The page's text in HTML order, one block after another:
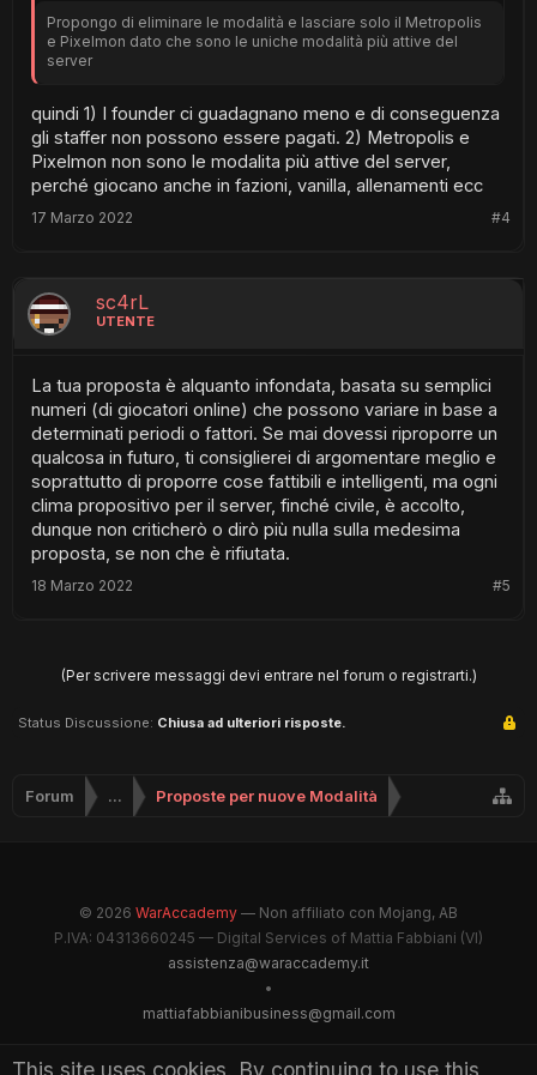
This site uses cookies. By continuing to use this
Propongo di eliminare le modalità e lasciare solo il Metropolis
e Pixelmon dato che sono le uniche modalità più attive del
server
quindi 1) I founder ci guadagnano meno e di conseguenza
gli staffer non possono essere pagati. 2) Metropolis e
Pixelmon non sono le modalita più attive del server,
perché giocano anche in fazioni, vanilla, allenamenti ecc
#4
17 Marzo 2022
sc4rL
UTENTE
La tua proposta è alquanto infondata, basata su semplici
numeri (di giocatori online) che possono variare in base a
determinati periodi o fattori. Se mai dovessi riproporre un
qualcosa in futuro, ti consiglierei di argomentare meglio e
soprattutto di proporre cose fattibili e intelligenti, ma ogni
clima propositivo per il server, finché civile, è accolto,
dunque non criticherò o dirò più nulla sulla medesima
proposta, se non che è rifiutata.
#5
18 Marzo 2022
(Per scrivere messaggi devi entrare nel forum o registrarti.)
Status Discussione: Chiusa ad ulteriori risposte.
Forum ... Proposte per nuove Modalità
© 2026 WarAccademy — Non affiliato con Mojang, AB
P.IVA: 04313660245 — Digital Services of Mattia Fabbiani (VI)
assistenza@waraccademy.it
•
mattiafabbianibusiness@gmail.com
@GhostFabbyz